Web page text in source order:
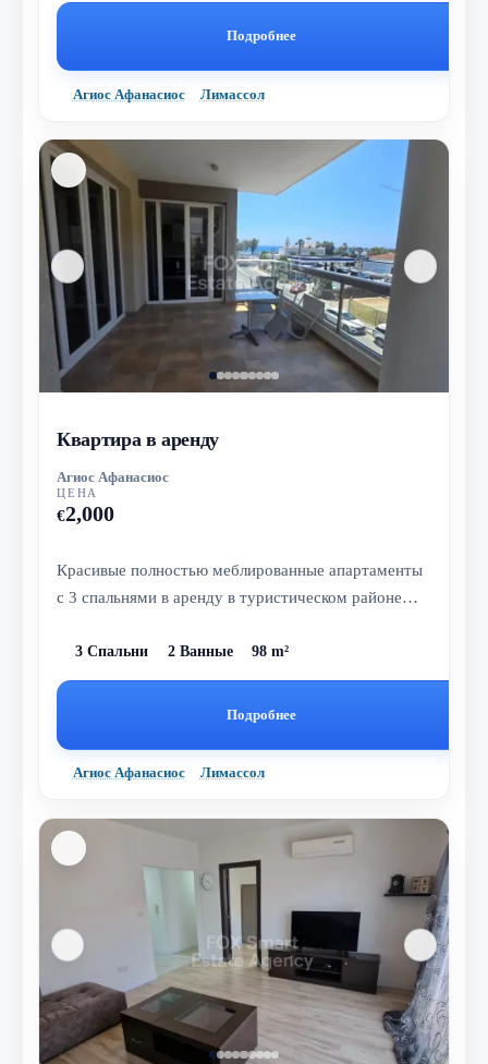
Подробнее
Агиос Афанасиос Лимассол
Квартира в аренду
Агиос Афанасиос
ЦЕНА
€2,000
Красивые полностью меблированные апартаменты
с 3 спальнями в аренду в туристическом районе
3 Спальни 2 Ванные 98 m²
Подробнее
Агиос Афанасиос Лимассол